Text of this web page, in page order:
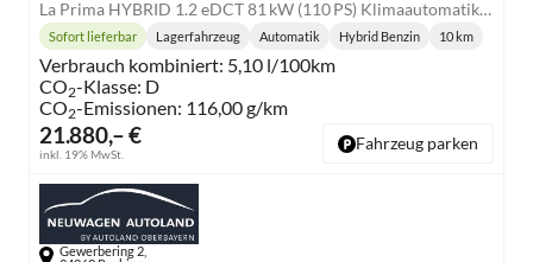
La Prima HYBRID 1.2 eDCT 81 kW (110 PS) Klimaautomatik, Radio, DAB, Navigationssystem, Lenkradheizung, Sitzheizung, Induktionsladen für Smartphones, LED-Scheinwerfer, Lichtsensor, Regensensor, Tempomat, 17 Zoll Leichtmetallfelgen, uvm
21.880,– €
inkl. 19% MwSt.
Lieferzeit:
Sofort lieferbar Lagerfahrzeug Automatik Hybrid Benzin 10 km
Verbrauch kombiniert: 5,10 l/100km
CO2-Klasse: D
CO2-Emissionen: 116,00 g/km
Fahrzeug parken
Gewerbering 2,